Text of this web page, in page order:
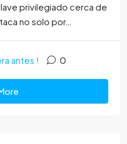
privilegiado cerca de
no solo por…
antes ! 0